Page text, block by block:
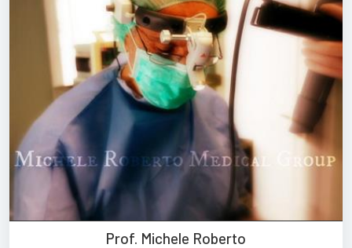
Prof. Michele Roberto